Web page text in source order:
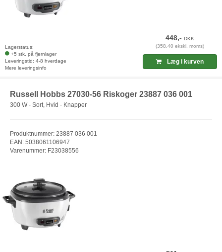
Lagerstatus:
+5 stk. på fjernlager
Leveringstid: 4-8 hverdage
Mere leveringsinfo
448,-DKK
(358,40 ekskl. moms)
Læg i kurven
Russell Hobbs 27030-56 Riskoger 23887 036 001
300 W - Sort, Hvid - Knapper
Produktnummer: 23887 036 001
EAN: 5038061106947
Varenummer: F23038556